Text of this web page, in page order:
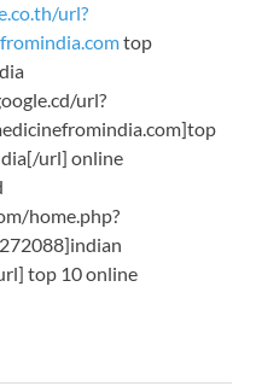
url?
top
url?
url] online
home.php?
top 10 online